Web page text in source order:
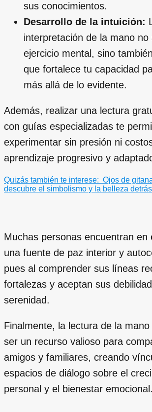
sus conocimientos.
Desarrollo de la intuición:
interpretación de la mano no
ejercicio mental, sino
que fortalece tu capacidad
más allá de lo evidente.
Además, realizar una lectura
con guías especializadas te
experimentar sin presión ni
aprendizaje progresivo y
Quizás también te interese: Ojos de
descubre el simbolismo y la belleza
Muchas personas encuentran en
una fuente de paz interior y
pues al comprender sus líneas
fortalezas y aceptan sus
serenidad.
Finalmente, la lectura de la
ser un recurso valioso para
amigos y familiares, creando
espacios de diálogo sobre el
personal y el bienestar emocional.